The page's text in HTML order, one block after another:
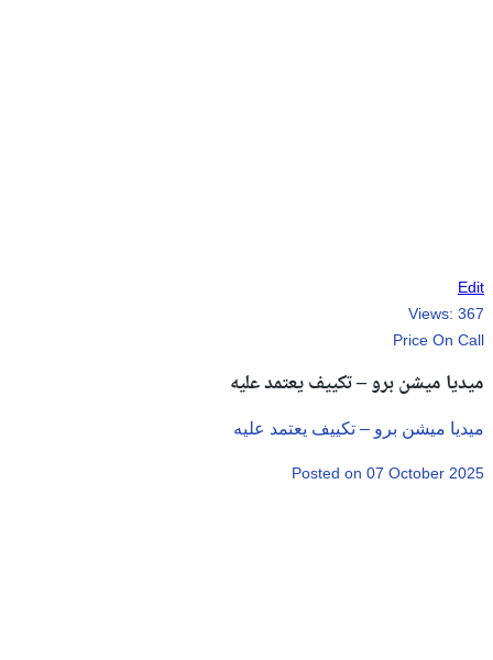
Edit
Views: 367
Price On Call
ميديا ميشن برو – تكييف يعتمد عليه
ميديا ميشن برو – تكييف يعتمد عليه
Posted on 07 October 2025